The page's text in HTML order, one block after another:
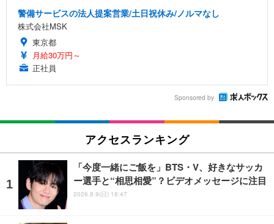
警備サービスの法人提案営業/土日祝休み/ノルマなし
株式会社MSK
東京都
月給30万円～
正社員
Sponsored by
アクセスランキング
「今度一緒にご飯を」BTS・V、好きなサッカ
ー選手と“相思相愛”？ビデオメッセージに注目
2026.8.9(日) 18:47